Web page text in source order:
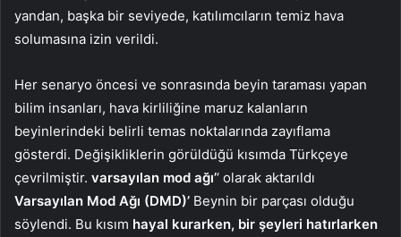
yandan, başka bir seviyede, katılımcıların temiz hava
solumasına izin verildi.
Her senaryo öncesi ve sonrasında beyin taraması yapan
bilim insanları, hava kirliliğine maruz kalanların
beyinlerindeki belirli temas noktalarında zayıflama
gösterdi. Değişikliklerin görüldüğü kısımda Türkçeye
çevrilmiştir. varsayılan mod ağı’‘ olarak aktarıldı
Varsayılan Mod Ağı (DMD)’ Beynin bir parçası olduğu
söylendi. Bu kısım hayal kurarken, bir şeyleri hatırlarken